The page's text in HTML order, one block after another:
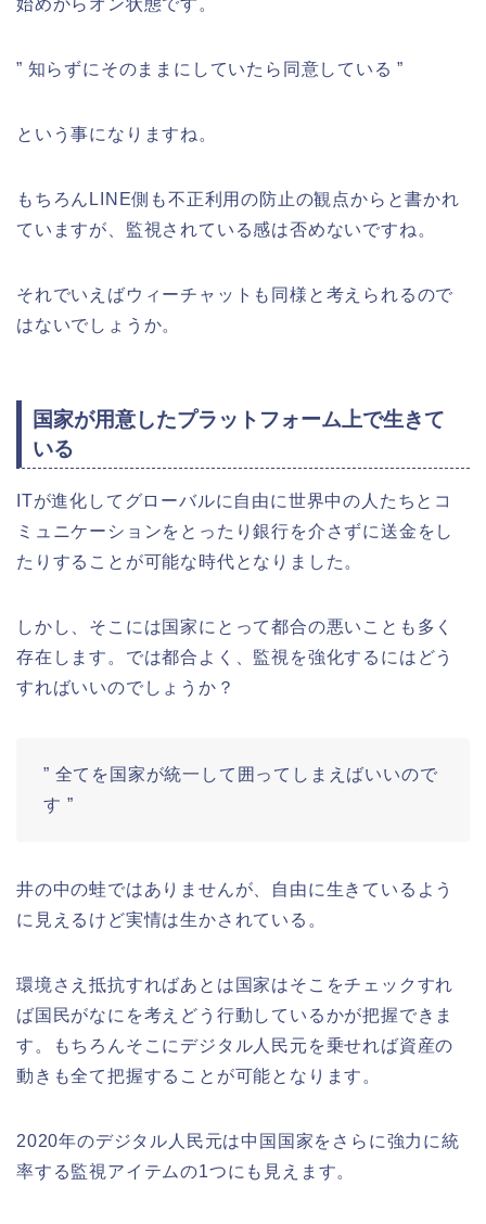
始めからオン状態です。
” 知らずにそのままにしていたら同意している ”
という事になりますね。
もちろんLINE側も不正利用の防止の観点からと書かれ
ていますが、監視されている感は否めないですね。
それでいえばウィーチャットも同様と考えられるので
はないでしょうか。
国家が用意したプラットフォーム上で生きて
いる
ITが進化してグローバルに自由に世界中の人たちとコ
ミュニケーションをとったり銀行を介さずに送金をし
たりすることが可能な時代となりました。
しかし、そこには国家にとって都合の悪いことも多く
存在します。では都合よく、監視を強化するにはどう
すればいいのでしょうか？
” 全てを国家が統一して囲ってしまえばいいので
す ”
井の中の蛙ではありませんが、自由に生きているよう
に見えるけど実情は生かされている。
環境さえ抵抗すればあとは国家はそこをチェックすれ
ば国民がなにを考えどう行動しているかが把握できま
す。もちろんそこにデジタル人民元を乗せれば資産の
動きも全て把握することが可能となります。
2020年のデジタル人民元は中国国家をさらに強力に統
率する監視アイテムの1つにも見えます。